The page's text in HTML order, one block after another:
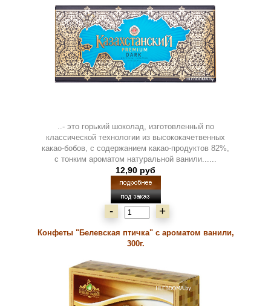
..- это горький шоколад, изготовленный по
классической технологии из высококачетвенных
какао-бобов, с содержанием какао-продуктов 82%,
с тонким ароматом натуральной ванили......
12,90 руб
- +
Конфеты "Белевская птичка" с ароматом ванили,
300г.